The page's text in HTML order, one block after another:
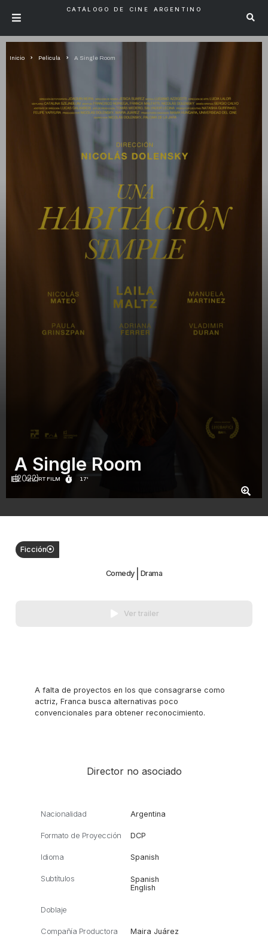
CATÁLOGO DE CINE ARGENTINO
Inicio Pelicula A Single Room
SHORT FILM 17'
A Single Room
(2022)
Ficción
Comedy Drama
Ver trailer
A falta de proyectos en los que consagrarse como
actriz, Franca busca alternativas poco
convencionales para obtener reconocimiento.
Director no asociado
Nacionalidad Argentina
Formato de Proyección DCP
Idioma Spanish
Subtítulos
Spanish
English
Doblaje
Compañía Productora Maira Juárez